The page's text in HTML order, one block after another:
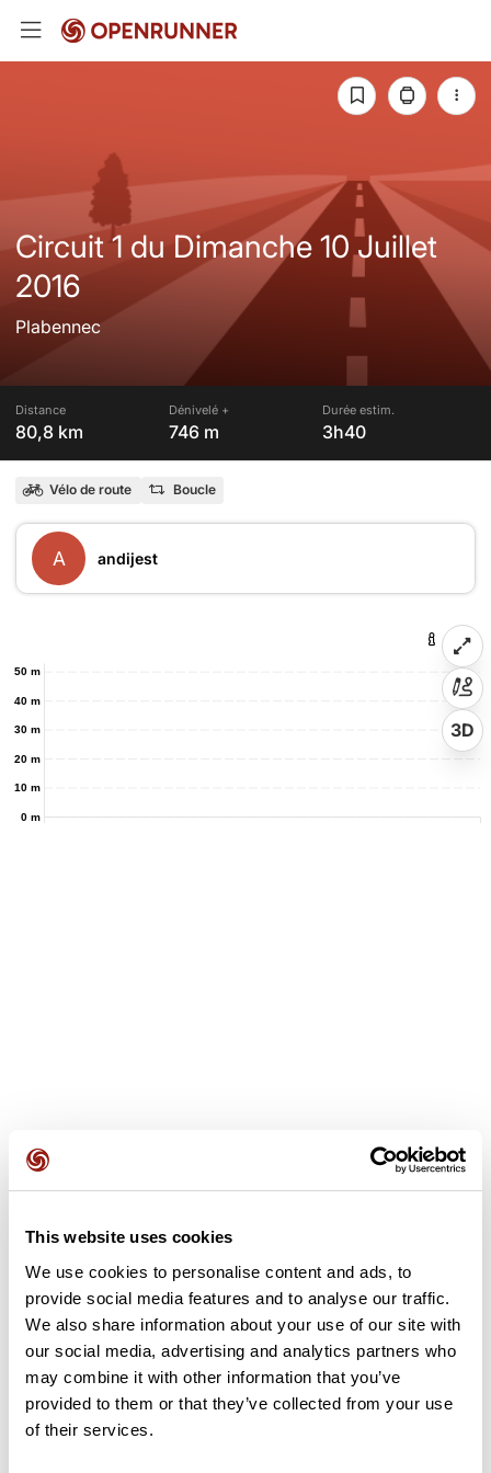
This website uses cookies
We use cookies to personalise content and ads, to
provide social media features and to analyse our traffic.
We also share information about your use of our site with
our social media, advertising and analytics partners who
may combine it with other information that you’ve
provided to them or that they’ve collected from your use
of their services.
Circuit 1 du Dimanche 10 Juillet
2016
Plabennec
Distance
80,8 km
Dénivelé +
746 m
Durée estim.
3h40
Vélo de route Boucle
A andijest
0 m
10 m
20 m
30 m
40 m
50 m
3D
Avis des utilisateurs
Soyez le premier à ajouter un avis !
Ajouter un avis
Résumé